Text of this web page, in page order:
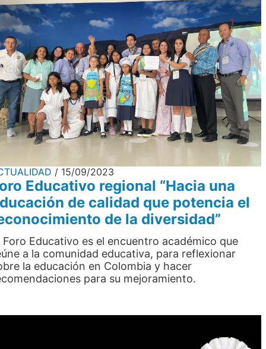
15/09/2023
Educativo regional “Hacia una
de calidad que potencia el
de la diversidad”
Foro Educativo es el encuentro académico que
a la comunidad educativa, para reflexionar
la educación en Colombia y hacer
para su mejoramiento.